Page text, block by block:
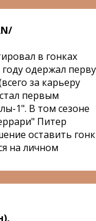
в гонках
одержал
за карьеру
первым
1". В том сезоне
Питер
оставить
на личном